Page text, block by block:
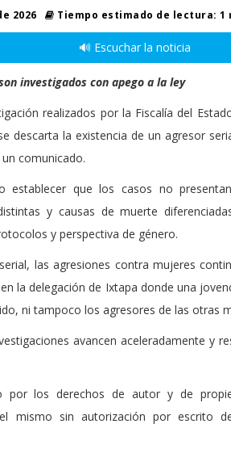
2026 Tiempo estimado de lectura: 1
🔊 Escuchar la noticia
investigados con apego a la ley
realizados por la Fiscalía del
descarta la existencia de un agresor
comunicado.
establecer que los casos no
y causas de muerte
y perspectiva de género.
las agresiones contra mujeres
la delegación de Ixtapa donde una
ni tampoco los agresores de las otras
avancen aceleradamente y
por los derechos de autor y de
mismo sin autorización por escrito